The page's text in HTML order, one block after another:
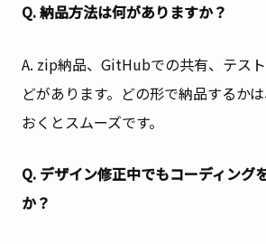
Q. 納品方法は何がありますか？
A. zip納品、GitHubでの共有、テス
どがあります。どの形で納品するか
おくとスムーズです。
Q. デザイン修正中でもコーディング
か？